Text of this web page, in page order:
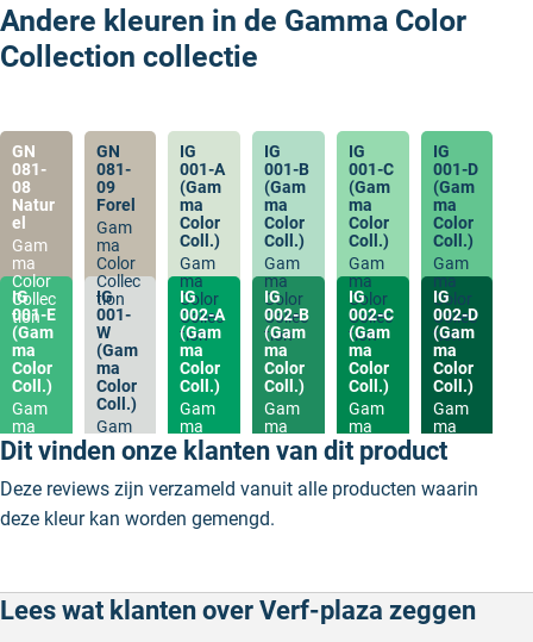
Andere kleuren in de Gamma Color
Collection collectie
GN
081-
08
Natur
el
Gam
ma
Color
Collec
tion
GN
081-
09
Forel
Gam
ma
Color
Collec
tion
IG
001-A
(Gam
ma
Color
Coll.)
Gam
ma
Color
Collec
tion
IG
001-B
(Gam
ma
Color
Coll.)
Gam
ma
Color
Collec
tion
IG
001-C
(Gam
ma
Color
Coll.)
Gam
ma
Color
Collec
tion
IG
001-D
(Gam
ma
Color
Coll.)
Gam
ma
Color
Collec
tion
IG
001-E
(Gam
ma
Color
Coll.)
Gam
ma
Color
Collec
IG
001-
W
(Gam
ma
Color
Coll.)
Gam
ma
Color
Collec
tion
IG
002-A
(Gam
ma
Color
Coll.)
Gam
ma
Color
Collec
IG
002-B
(Gam
ma
Color
Coll.)
Gam
ma
Color
Collec
tion
IG
002-C
(Gam
ma
Color
Coll.)
Gam
ma
Color
Collec
tion
IG
002-D
(Gam
ma
Color
Coll.)
Gam
ma
Color
Collec
Dit vinden onze klanten van dit product
Deze reviews zijn verzameld vanuit alle producten waarin
deze kleur kan worden gemengd.
Lees wat klanten over Verf-plaza zeggen